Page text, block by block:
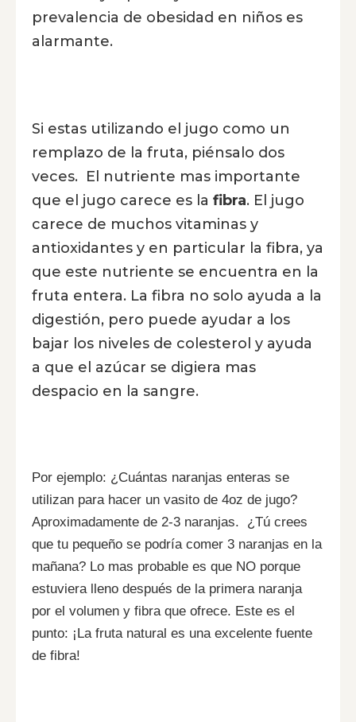
prevalencia de obesidad en niños es
alarmante.
Si estas utilizando el jugo como un
remplazo de la fruta, piénsalo dos
veces. El nutriente mas importante
que el jugo carece es la fibra. El jugo
carece de muchos vitaminas y
antioxidantes y en particular la fibra, ya
que este nutriente se encuentra en la
fruta entera. La fibra no solo ayuda a la
digestión, pero puede ayudar a los
bajar los niveles de colesterol y ayuda
a que el azúcar se digiera mas
despacio en la sangre.
Por ejemplo: ¿Cuántas naranjas enteras se
utilizan para hacer un vasito de 4oz de jugo?
Aproximadamente de 2-3 naranjas. ¿Tú crees
que tu pequeño se podría comer 3 naranjas en la
mañana? Lo mas probable es que NO porque
estuviera lleno después de la primera naranja
por el volumen y fibra que ofrece. Este es el
punto: ¡La fruta natural es una excelente fuente
de fibra!